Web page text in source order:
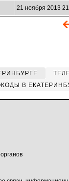
21 ноября 2013
В